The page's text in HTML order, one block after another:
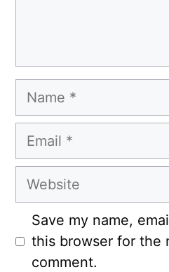
Name
Email
Website
Save my name,
this browser for the
comment.